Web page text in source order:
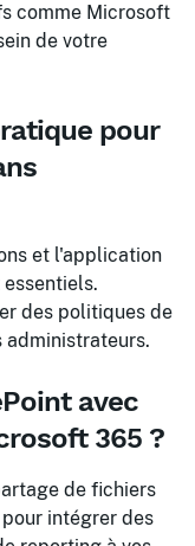
comme Microsoft
de votre
pour
et l'application
des politiques de
administrateurs.
avec
365 ?
de fichiers
intégrer des